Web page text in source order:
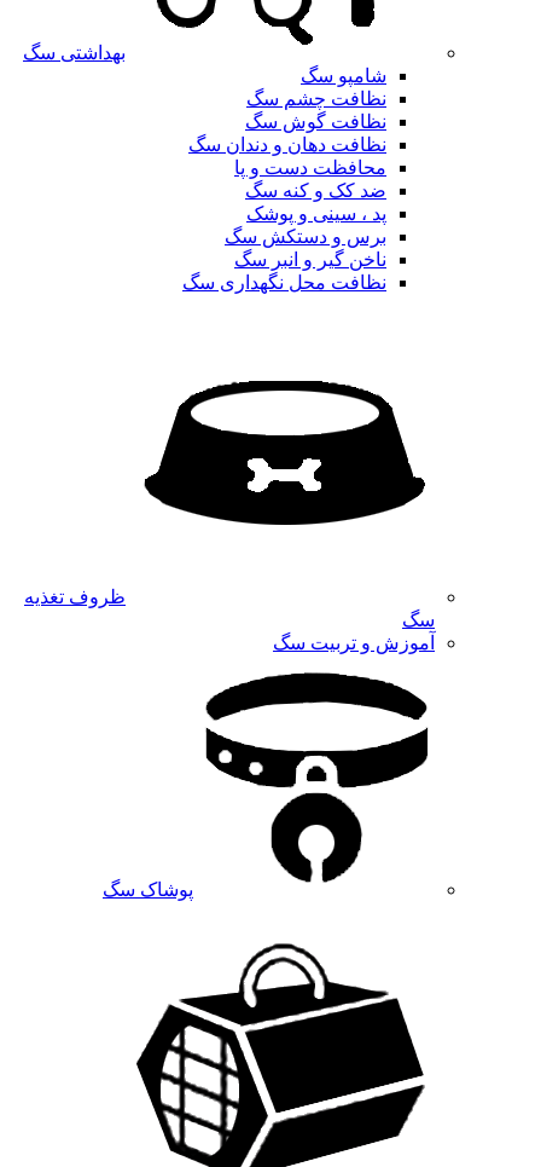
بهداشتی سگ
شامپو سگ
نظافت چشم سگ
نظافت گوش سگ
نظافت دهان و دندان سگ
محافظت دست و پا
ضد کک و کنه سگ
پد ، سینی و پوشک
برس و دستکش سگ
ناخن گیر و انبر سگ
نظافت محل نگهداری سگ
ظروف تغذیه
سگ
آموزش و تربیت سگ
پوشاک سگ